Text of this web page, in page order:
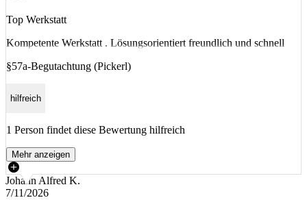
Top Werkstatt
Kompetente Werkstatt . Lösungsorientiert freundlich und schnell
§57a-Begutachtung (Pickerl)
hilfreich
1 Person findet diese Bewertung hilfreich
Mehr anzeigen
Johann Alfred K.
7/11/2026